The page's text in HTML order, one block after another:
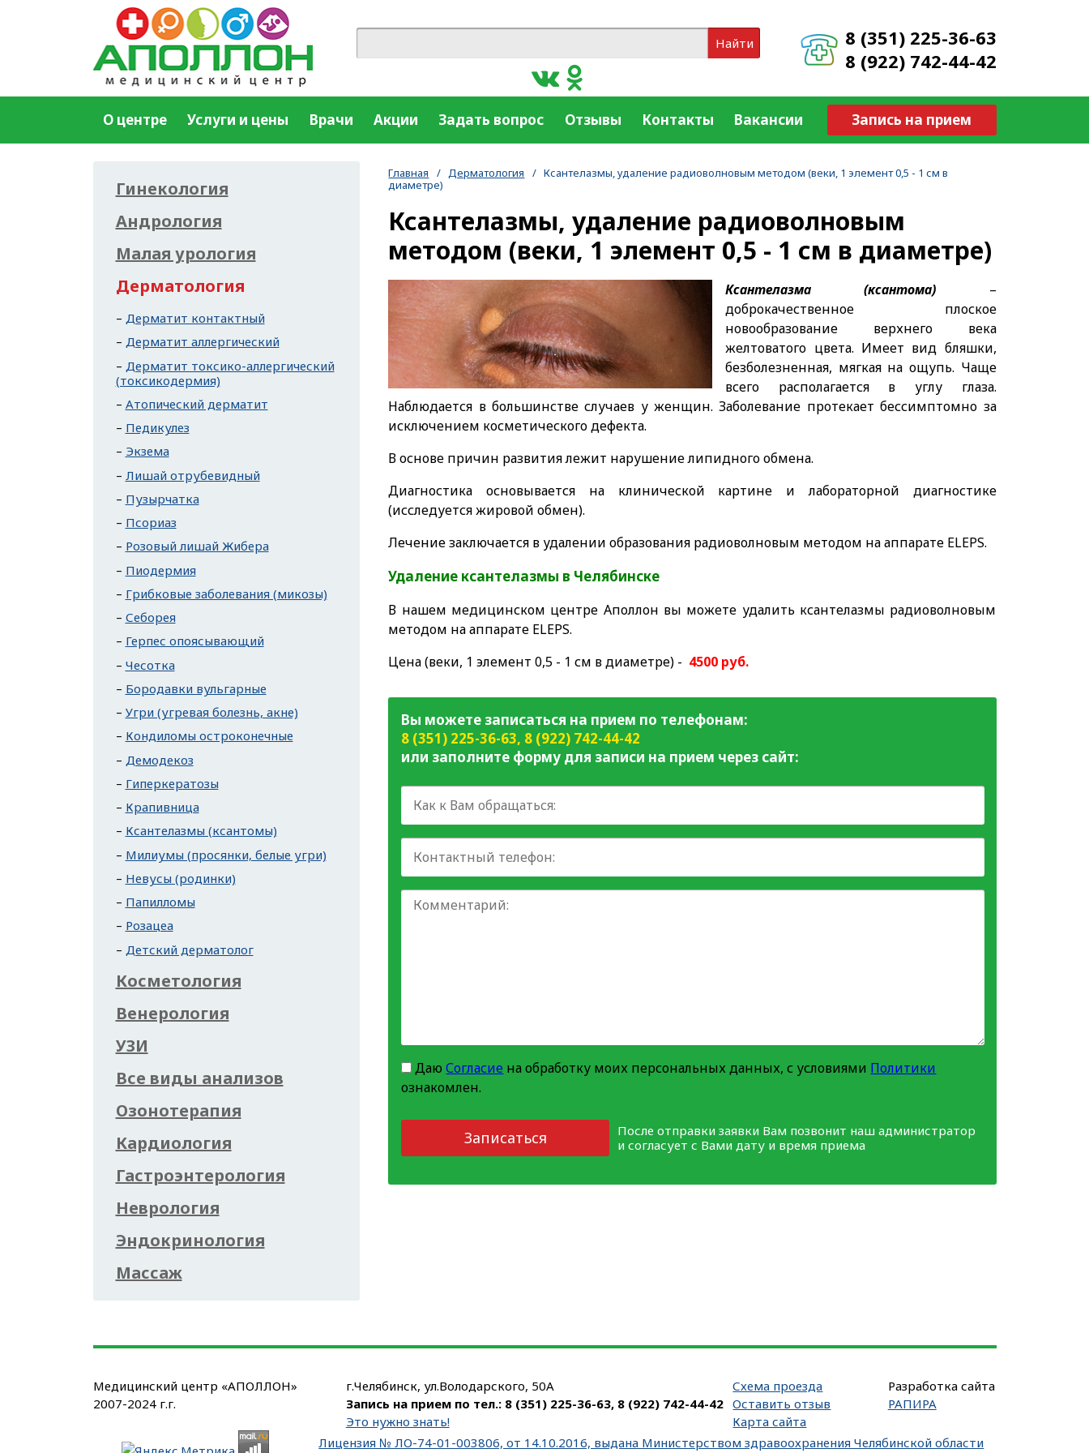
8 (351) 225-36-63
8 (922) 742-44-42
Найти
Запись на прием
О центре Услуги и цены Врачи Акции Задать вопрос Отзывы Контакты Вакансии
Главная / Дерматология / Ксантелазмы, удаление радиоволновым методом (веки, 1 элемент 0,5 - 1 см в
диаметре)
Ксантелазмы, удаление радиоволновым
методом (веки, 1 элемент 0,5 - 1 см в диаметре)
Ксантелазма (ксантома) –
доброкачественное плоское
новообразование верхнего века
желтоватого цвета. Имеет вид бляшки,
безболезненная, мягкая на ощупь. Чаще
всего располагается в углу глаза.
Наблюдается в большинстве случаев у женщин. Заболевание протекает бессимптомно за
исключением косметического дефекта.
В основе причин развития лежит нарушение липидного обмена.
Диагностика основывается на клинической картине и лабораторной диагностике
(исследуется жировой обмен).
Лечение заключается в удалении образования радиоволновым методом на аппарате ELEPS.
Удаление ксантелазмы в Челябинске
В нашем медицинском центре Аполлон вы можете удалить ксантелазмы радиоволновым
методом на аппарате ELEPS.
Цена (веки, 1 элемент 0,5 - 1 см в диаметре) - 4500 руб.
Вы можете записаться на прием по телефонам:
8 (351) 225-36-63, 8 (922) 742-44-42
или заполните форму для записи на прием через сайт:
ДаюСогласие на обработку моих персональных данных, с условиями Политики
ознакомлен.
Записаться
После отправки заявки Вам позвонит наш администратор
и согласует с Вами дату и время приема
Гинекология
Андрология
Малая урология
Дерматология
Дерматит контактный
Дерматит аллергический
Дерматит токсико-аллергический
(токсикодермия)
Атопический дерматит
Педикулез
Экзема
Лишай отрубевидный
Пузырчатка
Псориаз
Розовый лишай Жибера
Пиодермия
Грибковые заболевания (микозы)
Себорея
Герпес опоясывающий
Чесотка
Бородавки вульгарные
Угри (угревая болезнь, акне)
Кондиломы остроконечные
Демодекоз
Гиперкератозы
Крапивница
Ксантелазмы (ксантомы)
Милиумы (просянки, белые угри)
Невусы (родинки)
Папилломы
Розацеа
Детский дерматолог
Косметология
Венерология
УЗИ
Все виды анализов
Озонотерапия
Кардиология
Гастроэнтерология
Неврология
Эндокринология
Массаж
Медицинский центр «АПОЛЛОН»
2007-2024 г.г.
г.Челябинск, ул.Володарского, 50А
Запись на прием по тел.: 8 (351) 225-36-63, 8 (922) 742-44-42
Это нужно знать!
Схема проезда
Оставить отзыв
Карта сайта
Лицензия № ЛО-74-01-003806, от 14.10.2016, выдана Министерством здравоохранения Челябинской области
Разработка сайта
РАПИРА